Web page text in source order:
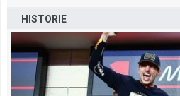
HISTORIE